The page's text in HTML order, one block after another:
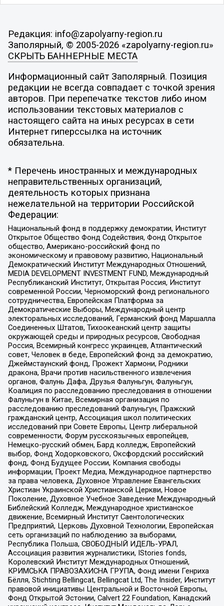
Редакция: info@zapolyarny-region.ru
Заполярный, © 2005-2026 «zapolyarny-region.ru»
СКРЫТЬ БАННЕРНЫЕ МЕСТА
Информационный сайт Заполярный. Позиция
редакции не всегда совпадает с точкой зрения
авторов. При перепечатке текстов либо ином
использовании текстовых материалов с
настоящего сайта на иных ресурсах в сети
Интернет гиперссылка на источник
обязательна.
* Перечень иностранных и международных
неправительственных организаций,
деятельность которых признана
нежелательной на территории Российской
Федерации:
Национальный фонд в поддержку демократии, Институт
Открытое Общество Фонд Содействия, Фонд Открытое
общество, Американо-российский фонд по
экономическому и правовому развитию, Национальный
Демократический Институт Международных Отношений,
MEDIA DEVELOPMENT INVESTMENT FUND, Международный
Республиканский Институт, Открытая Россия, Институт
современной России, Черноморский фонд регионального
сотрудничества, Европейская Платформа за
Демократические Выборы, Международный центр
электоральных исследований, Германский фонд Маршалла
Соединенных Штатов, Тихоокеанский центр защиты
окружающей среды и природных ресурсов, Свободная
Россия, Всемирный конгресс украинцев, Атлантический
совет, Человек в беде, Европейский фонд за демократию,
Джеймстаунский фонд, Прожект Хармони, Родники
дракона, Врачи против насильственного извлечения
органов, Фалунь Дафа, Друзья Фалуньгун, Фалуньгун,
Коалиция по расследованию преследования в отношении
Фалуньгун в Китае, Всемирная организация по
расследованию преследований Фалуньгун, Пражский
гражданский центр, Ассоциация школ политических
исследований при Совете Европы, Центр либеральной
современности, Форум русскоязычных европейцев,
Немецко-русский обмен, Бард колледж, Европейский
выбор, Фонд Ходорковского, Оксфордский российский
фонд, Фонд Будущее России, Компания свободы
информации, Проект Медиа, Международное партнерство
за права человека, Духовное Управление Евангельских
Христиан Украинской Христианской Церкви, Новое
Поколение, Духовное Учебное Заведение Международный
Библейский Колледж, Международное христианское
движение, Всемирный Институт Саентологических
Предприятий, Церковь Духовной Технологии, Европейская
сеть организаций по наблюдению за выборами,
Республика Польша, СВОБОДНЫЙ ИДЕЛЬ-УРАЛ,
Ассоциация развития журналистики, IStories fonds,
Королевский Институт Международных Отношений,
КРИМСЬКА ПРАВОЗАХИСНА ГРУПА, Фонд имени Генриха
Бёлля, Stichting Bellingcat, Bellingcat Ltd, The Insider, Институт
правовой инициативы Центральной и Восточной Европы,
Фонд Открытой Эстонии, Calvert 22 Foundation, Канадский